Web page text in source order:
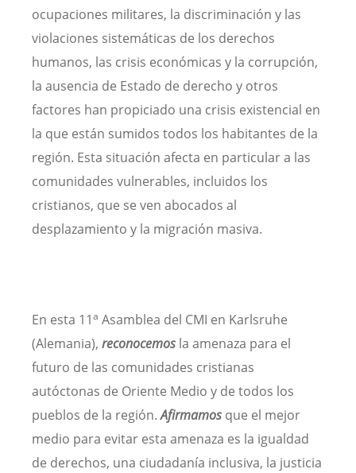
ocupaciones militares, la discriminación y las
violaciones sistemáticas de los derechos
humanos, las crisis económicas y la corrupción,
la ausencia de Estado de derecho y otros
factores han propiciado una crisis existencial en
la que están sumidos todos los habitantes de la
región. Esta situación afecta en particular a las
comunidades vulnerables, incluidos los
cristianos, que se ven abocados al
desplazamiento y la migración masiva.
En esta 11a Asamblea del CMI en Karlsruhe
(Alemania), reconocemos la amenaza para el
futuro de las comunidades cristianas
autóctonas de Oriente Medio y de todos los
pueblos de la región.Afirmamos que el mejor
medio para evitar esta amenaza es la igualdad
de derechos, una ciudadanía inclusiva, la justicia